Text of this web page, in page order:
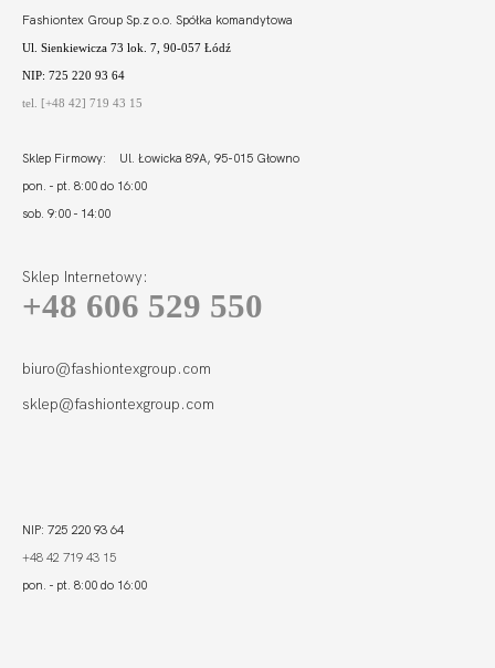
Fashiontex Group Sp.z o.o. Spółka komandytowa
Ul. Sienkiewicza 73 lok. 7, 90-057 Łódź
NIP: 725 220 93 64
tel. [+48 42] 719 43 15
Sklep Firmowy: Ul. Łowicka 89A, 95-015 Głowno
pon. - pt. 8:00 do 16:00
sob. 9:00 - 14:00
Sklep Internetowy:
+48 606 529 550
biuro@fashiontexgroup.com
sklep@fashiontexgroup.com
NIP: 725 220 93 64
+48 42 719 43 15
pon. - pt. 8:00 do 16:00